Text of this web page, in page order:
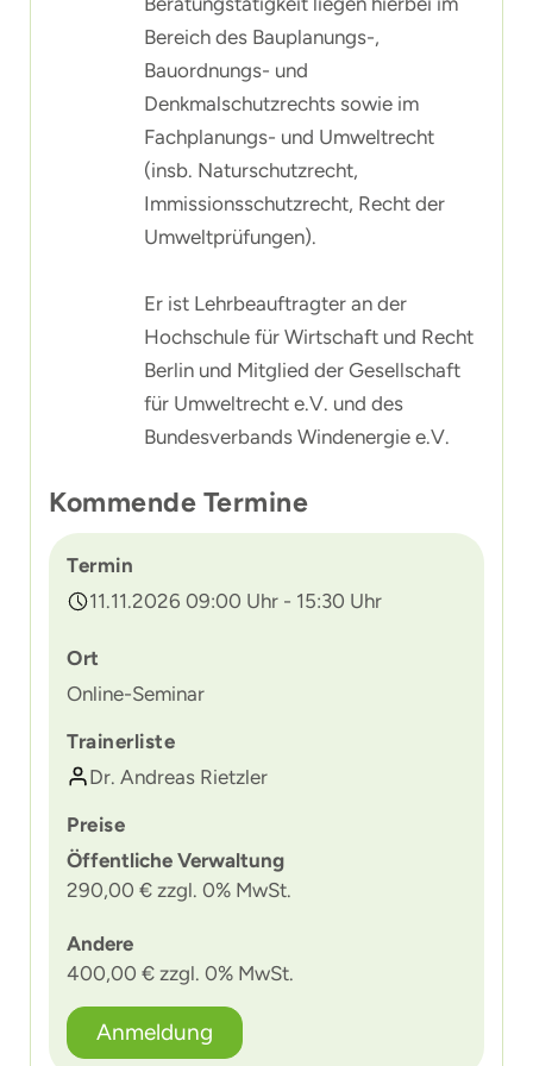
Bereich des Bauplanungs-,
Bauordnungs- und
Denkmalschutzrechts sowie im
Fachplanungs- und Umweltrecht
(insb. Naturschutzrecht,
Immissionsschutzrecht, Recht der
Umweltprüfungen).
Er ist Lehrbeauftragter an der
Hochschule für Wirtschaft und Recht
Berlin und Mitglied der Gesellschaft
für Umweltrecht e.V. und des
Bundesverbands Windenergie e.V.
Kommende Termine
Termin
11.11.2026 09:00 Uhr - 15:30 Uhr
Ort
Online-Seminar
Trainerliste
Dr. Andreas Rietzler
Preise
Öffentliche Verwaltung
290,00 € zzgl. 0% MwSt.
Andere
400,00 € zzgl. 0% MwSt.
Anmeldung